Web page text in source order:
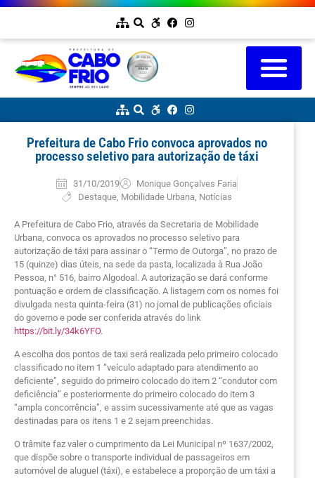
Prefeitura de Cabo Frio convoca aprovados no
processo seletivo para autorização de táxi
31/10/2019
Monique Gonçalves Faria
Destaque Mobilidade Urbana Notícias
A Prefeitura de Cabo Frio, através da Secretaria de Mobilidade
Urbana, convoca os aprovados no processo seletivo para
autorização de táxi para assinar o “Termo de Outorga”, no prazo de
15 (quinze) dias úteis, na sede da pasta, localizada à Rua João
Pessoa, n° 516, bairro Algodoal. A autorização se dará conforme
pontuação e ordem de classificação. A listagem com os nomes foi
divulgada nesta quinta-feira (31) no jornal de publicações oficiais
do governo e pode ser conferida através do link
https://bit.ly/34k6YFO.
A escolha dos pontos de taxi será realizada pelo primeiro colocado
classificado no item 1 “veículo adaptado para atendimento ao
deficiente”, seguido do primeiro colocado do item 2 “condutor com
deficiência” e posteriormente do primeiro colocado do item 3
“ampla concorrência”, e assim sucessivamente até que as vagas
destinadas para os itens 1 e 2 sejam preenchidas.
O trâmite faz valer o cumprimento da Lei Municipal nº 1637/2002,
que dispõe sobre o transporte individual de passageiros em
automóvel de aluguel (táxi), e estabelece a proporção de um táxi a